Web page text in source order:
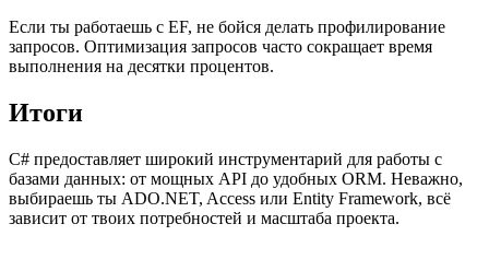
Если ты работаешь с EF, не бойся делать профилирование
запросов. Оптимизация запросов часто сокращает время
выполнения на десятки процентов.
Итоги
C# предоставляет широкий инструментарий для работы с
базами данных: от мощных API до удобных ORM. Неважно,
выбираешь ты ADO.NET, Access или Entity Framework, всё
зависит от твоих потребностей и масштаба проекта.